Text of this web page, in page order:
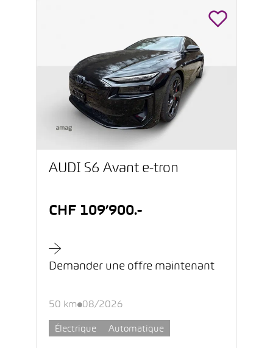
AUDI S6 Avant e-tron
CHF 109’900.-
Demander une offre maintenant
50 km 08/2026
Électrique Automatique